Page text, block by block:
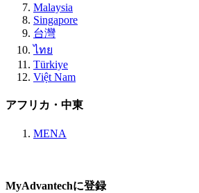
Malaysia
Singapore
台灣
ไทย
Türkiye
Việt Nam
アフリカ・中東
MENA
MyAdvantechに登録